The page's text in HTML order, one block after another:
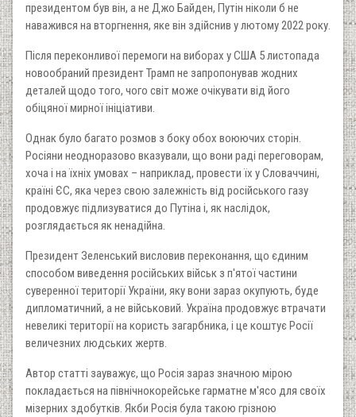
президентом був він, а не Джо Байден, Путін ніколи б не
наважився на вторгнення, яке він здійснив у лютому 2022 року.
Після переконливої перемоги на виборах у США 5 листопада
новообраний президент Трамп не запропонував жодних
деталей щодо того, чого світ може очікувати від його
обіцяної мирної ініціативи.
Однак було багато розмов з боку обох воюючих сторін.
Росіяни неодноразово вказували, що вони раді переговорам,
хоча і на їхніх умовах – наприклад, провести їх у Словаччині,
країні ЄС, яка через свою залежність від російського газу
продовжує підлизуватися до Путіна і, як наслідок,
розглядається як ненадійна.
Президент Зеленський висловив переконання, що єдиним
способом виведення російських військ з п'ятої частини
суверенної території України, яку вони зараз окупують, буде
дипломатичний, а не військовий. Україна продовжує втрачати
невеликі території на користь загарбника, і це коштує Росії
величезних людських жертв.
Автор статті зауважує, що Росія зараз значною мірою
покладається на північнокорейське гарматне м'ясо для своїх
мізерних здобутків. Якби Росія була такою грізною